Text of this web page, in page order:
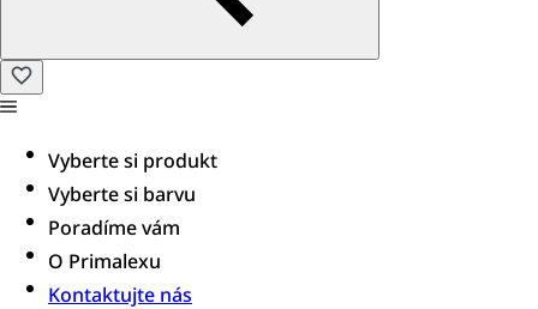
Vyberte si produkt
Vyberte si barvu
Poradíme vám​
O Primalexu
Kontaktujte nás